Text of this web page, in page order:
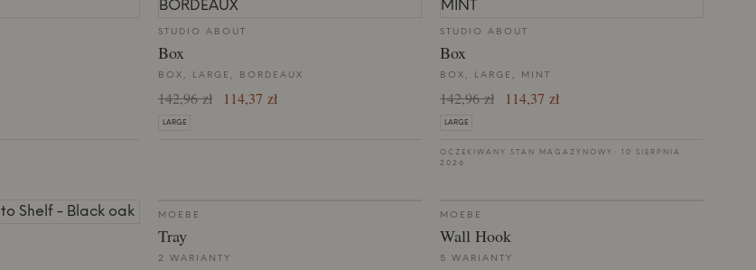
STUDIO ABOUT
Box
BOX, LARGE, BORDEAUX
142,96 zł 114,37 zł
LARGE
STUDIO ABOUT
Box
BOX, LARGE, MINT
142,96 zł 114,37 zł
LARGE
OCZEKIWANY STAN MAGAZYNOWY: 10 SIERPNIA
2026
MOEBE
Tray
2 WARIANTY
MOEBE
Wall Hook
5 WARIANTY